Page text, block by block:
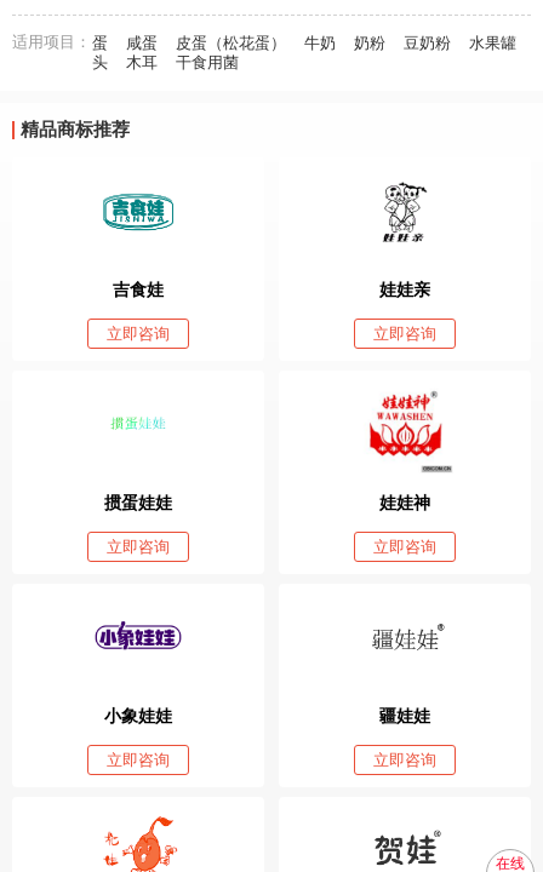
适用项目： 蛋 咸蛋 皮蛋（松花蛋） 牛奶 奶粉 豆奶粉
水果罐
头
木耳 干食用菌
精品商标推荐
吉食娃
立即咨询
娃娃亲
立即咨询
掼蛋娃娃
立即咨询
娃娃神
立即咨询
小象娃娃
立即咨询
疆娃娃
立即咨询
在线